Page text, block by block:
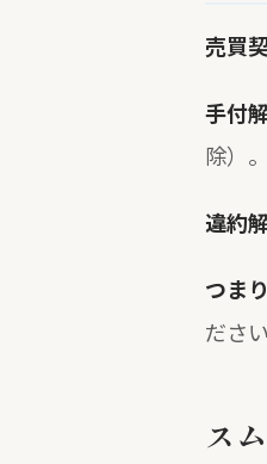
売買
手付
除）
違約
つま
ださい
ス